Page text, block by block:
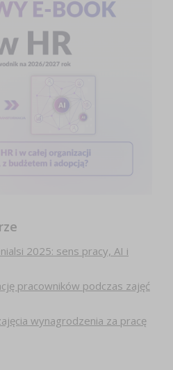
2025: sens pracy, AI i
pracowników podczas zajęć
wynagrodzenia za pracę